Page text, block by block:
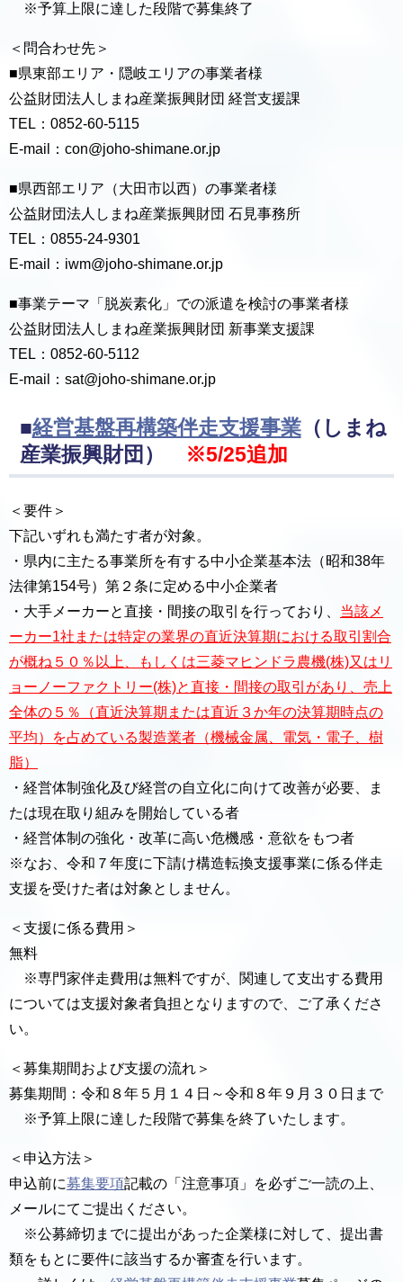
※予算上限に達した段階で募集終了
＜問合わせ先＞
■県東部エリア・隠岐エリアの事業者様
公益財団法人しまね産業振興財団 経営支援課
TEL：0852-60-5115
E-mail：con@joho-shimane.or.jp
■県西部エリア（大田市以西）の事業者様
公益財団法人しまね産業振興財団 石見事務所
TEL：0855-24-9301
E-mail：iwm@joho-shimane.or.jp
■事業テーマ「脱炭素化」での派遣を検討の事業者様
公益財団法人しまね産業振興財団 新事業支援課
TEL：0852-60-5112
E-mail：sat@joho-shimane.or.jp
■経営基盤再構築伴走支援事業（しまね
産業振興財団）
※5/25追加
＜要件＞
下記いずれも満たす者が対象。
・県内に主たる事業所を有する中小企業基本法（昭和38年
法律第154号）第２条に定める中小企業者
・大手メーカーと直接・間接の取引を行っており、 当該メ
ーカー1社または特定の業界の直近決算期における取引割合
が概ね５０％以上、もしくは三菱マヒンドラ農機(株)又はリ
ョーノーファクトリー(株)と直接・間接の取引があり、売上
全体の５％（直近決算期または直近３か年の決算期時点の
平均）を占めている製造業者（機械金属、電気・電子、樹
脂）
・経営体制強化及び経営の自立化に向けて改善が必要、ま
たは現在取り組みを開始している者
・経営体制の強化・改革に高い危機感・意欲をもつ者
※なお、令和７年度に下請け構造転換支援事業に係る伴走
支援を受けた者は対象としません。
＜支援に係る費用＞
無料
※専門家伴走費用は無料ですが、関連して支出する費用
については支援対象者負担となりますので、ご了承くださ
い。
＜募集期間および支援の流れ＞
募集期間：令和８年５月１４日～令和８年９月３０日まで
※予算上限に達した段階で募集を終了いたします。
＜申込方法＞
申込前に募集要項記載の「注意事項」を必ずご一読の上、
メールにてご提出ください。
※公募締切までに提出があった企業様に対して、提出書
類をもとに要件に該当するか審査を行います。